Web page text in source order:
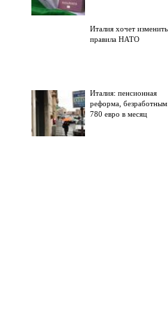
Италия хочет изменить
правила НАТО
Италия: пенсионная
реформа, безработным
780 евро в месяц